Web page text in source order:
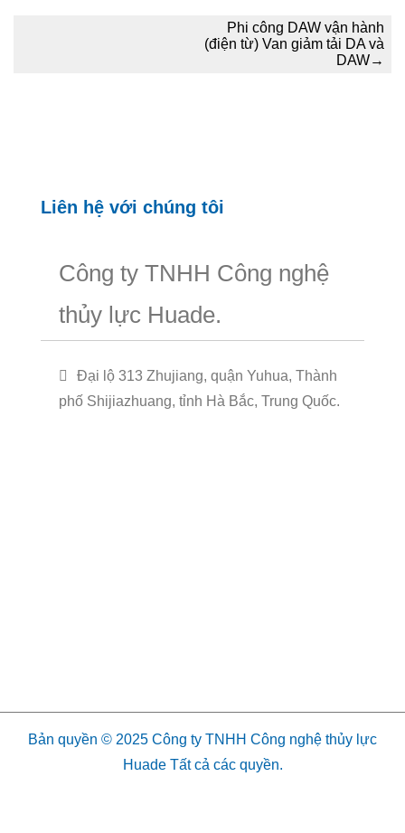
Phi công DAW vận hành
(điện từ) Van giảm tải DA và
DAW→
Liên hệ với chúng tôi
Công ty TNHH Công nghệ
thủy lực Huade.
Đại lộ 313 Zhujiang, quận Yuhua, Thành
phố Shijiazhuang, tỉnh Hà Bắc, Trung Quốc.
Bản quyền © 2025 Công ty TNHH Công nghệ thủy lực
Huade Tất cả các quyền.